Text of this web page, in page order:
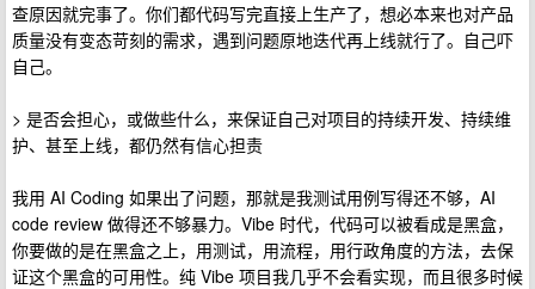
查原因就完事了。你们都代码写完直接上生产了，想必本来也对产品
质量没有变态苛刻的需求，遇到问题原地迭代再上线就行了。自己吓
自己。
> 是否会担心，或做些什么，来保证自己对项目的持续开发、持续维
护、甚至上线，都仍然有信心担责
我用 AI Coding 如果出了问题，那就是我测试用例写得还不够，AI
code review 做得还不够暴力。Vibe 时代，代码可以被看成是黑盒，
你要做的是在黑盒之上，用测试，用流程，用行政角度的方法，去保
证这个黑盒的可用性。纯 Vibe 项目我几乎不会看实现，而且很多时候